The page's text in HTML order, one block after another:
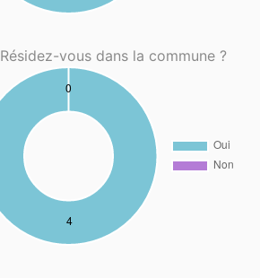
Résidez-vous dans la commune ?